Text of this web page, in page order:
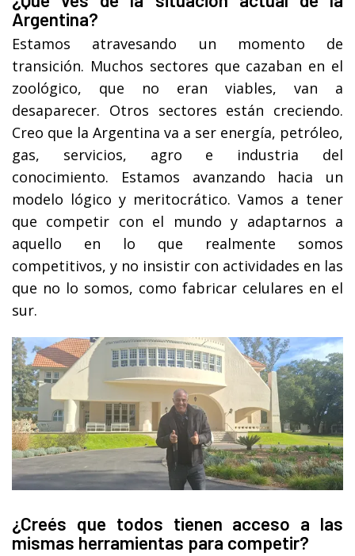
Argentina?
Estamos atravesando un momento de
transición. Muchos sectores que cazaban en el
zoológico, que no eran viables, van a
desaparecer. Otros sectores están creciendo.
Creo que la Argentina va a ser energía, petróleo,
gas, servicios, agro e industria del
conocimiento. Estamos avanzando hacia un
modelo lógico y meritocrático. Vamos a tener
que competir con el mundo y adaptarnos a
aquello en lo que realmente somos
competitivos, y no insistir con actividades en las
que no lo somos, como fabricar celulares en el
sur.
¿Creés que todos tienen acceso a las
mismas herramientas para competir?